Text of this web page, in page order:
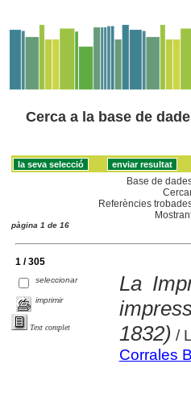
Cerca a la base de
Base de
Referències
pàgina 1 de 16
1 / 305
seleccionar
imprimir
Text complet
La
1832) /
Corrales